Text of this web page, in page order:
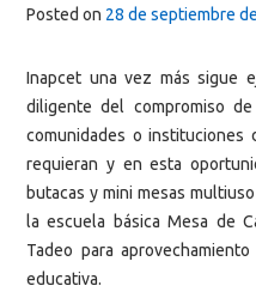
Posted on 28 de septiembre
Inapcet una vez más sigue
diligente del compromiso
comunidades o instituciones
requieran y en esta
butacas y mini mesas
la escuela básica Mesa de
Tadeo para
educativa.